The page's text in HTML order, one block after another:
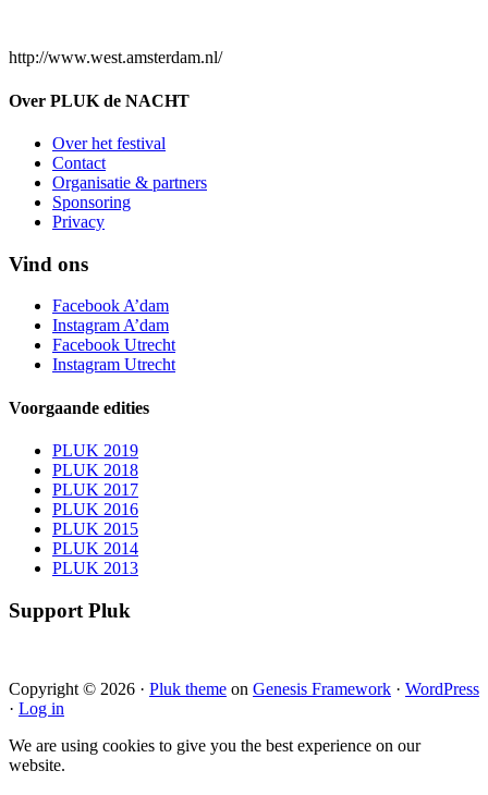
http://www.west.amsterdam.nl/
Over PLUK de NACHT
Over het festival
Contact
Organisatie & partners
Sponsoring
Privacy
Vind ons
Facebook A’dam
Instagram A’dam
Facebook Utrecht
Instagram Utrecht
Voorgaande edities
PLUK 2019
PLUK 2018
PLUK 2017
PLUK 2016
PLUK 2015
PLUK 2014
PLUK 2013
Support Pluk
Copyright © 2026 · Pluk theme on Genesis Framework · WordPress
· Log in
We are using cookies to give you the best experience on our
website.